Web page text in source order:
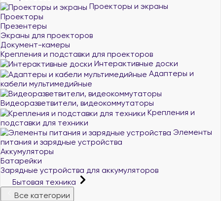
Проекторы и экраны
Проекторы
Презентеры
Экраны для проекторов
Документ-камеры
Крепления и подставки для проекторов
Интерактивные доски
Адаптеры и
кабели мультимедийные
Видеоразветвители, видеокоммутаторы
Крепления и
подставки для техники
Элементы
питания и зарядные устройства
Аккумуляторы
Батарейки
Зарядные устройства для аккумуляторов
Бытовая техника
Все категории